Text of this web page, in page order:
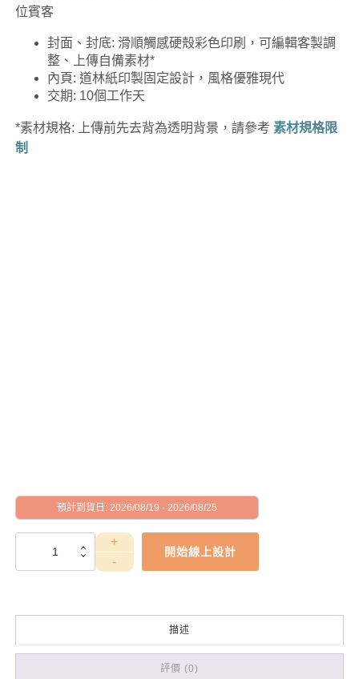
位賓客
封面、封底: 滑順觸感硬殼彩色印刷，可編輯客製調
整、上傳自備素材*
內頁: 道林紙印製固定設計，風格優雅現代
交期: 10個工作天
*素材規格: 上傳前先去背為透明背景，請參考 素材規格限
制
預計到貨日: 2026/08/19 - 2026/08/25
WEA4030027
開始線上設計
描述
評價 (0)